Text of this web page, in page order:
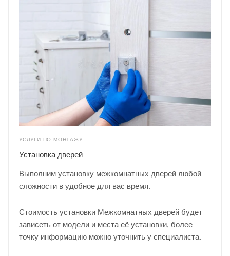
УСЛУГИ ПО МОНТАЖУ
Установка дверей
Выполним установку межкомнатных дверей любой
сложности в удобное для вас время.
Стоимость установки Межкомнатных дверей будет
зависеть от модели и места её установки, более
точку информацию можно уточнить у специалиста.